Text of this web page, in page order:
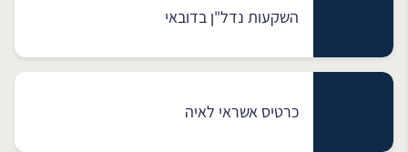
השקעות נדל"ן בדובאי
כרטיס אשראי לאיה